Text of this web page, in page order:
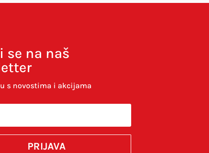
se na naš
s novostima i akcijama
PRIJAVA